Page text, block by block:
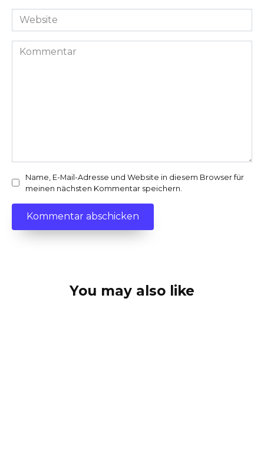
Adresse
Website
Kommentar
Name, E-Mail-Adresse und Website in diesem Browser für
meinen nächsten Kommentar speichern.
You may also like